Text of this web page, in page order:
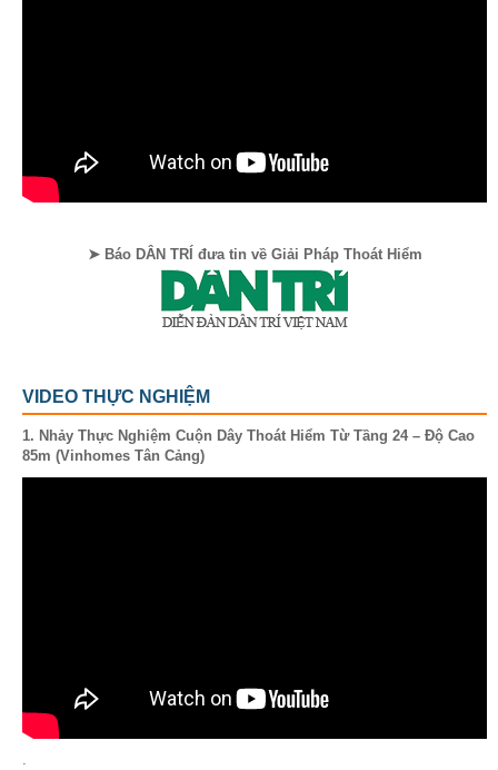
➤ Báo DÂN TRÍ đưa tin về Giải Pháp Thoát Hiểm
VIDEO THỰC NGHIỆM
1. Nhảy Thực Nghiệm Cuộn Dây Thoát Hiểm Từ Tầng 24 – Độ Cao
85m (Vinhomes Tân Cảng)
.